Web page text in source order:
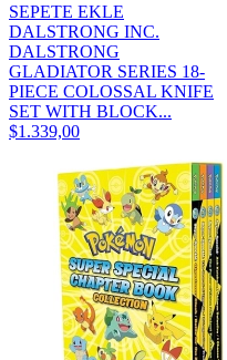
SEPETE EKLE
DALSTRONG INC.
DALSTRONG
GLADIATOR SERIES 18-
PIECE COLOSSAL KNIFE
SET WITH BLOCK...
$1.339,00